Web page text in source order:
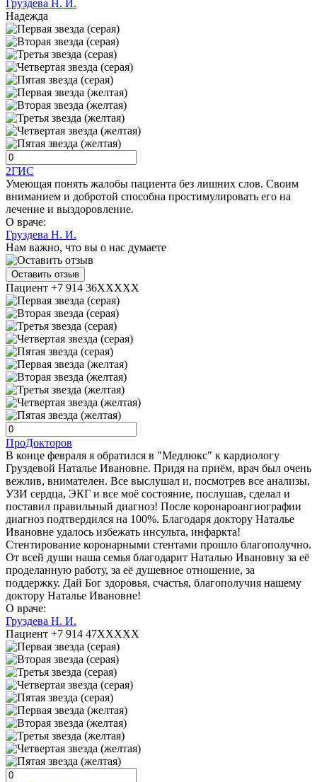
Груздева Н. И.
Надежда
2ГИС
Умеющая понять жалобы пациента без лишних слов. Своим
вниманием и добротой способна простимулировать его на
лечение и выздоровление.
О враче:
Груздева Н. И.
Нам важно, что вы о нас думаете
Оставить отзыв
Пациент +7 914 36XXXXX
ПроДокторов
В конце февраля я обратился в "Медлюкс" к кардиологу
Груздевой Наталье Ивановне. Придя на приём, врач был очень
вежлив, внимателен. Все выслушал и, посмотрев все анализы,
УЗИ сердца, ЭКГ и все моё состояние, послушав, сделал и
поставил правильный диагноз! После коронароангиографии
диагноз подтвердился на 100%. Благодаря доктору Наталье
Ивановне удалось избежать инсульта, инфаркта!
Стентирование коронарными стентами прошло благополучно.
От всей души наша семья благодарит Наталью Ивановну за её
проделанную работу, за её душевное отношение, за
поддержку. Дай Бог здоровья, счастья, благополучия нашему
доктору Наталье Ивановне!
О враче:
Груздева Н. И.
Пациент +7 914 47XXXXX